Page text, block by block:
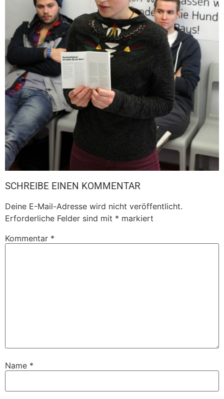
SCHREIBE EINEN KOMMENTAR
Deine E-Mail-Adresse wird nicht veröffentlicht.
Erforderliche Felder sind mit * markiert
Kommentar *
Name *